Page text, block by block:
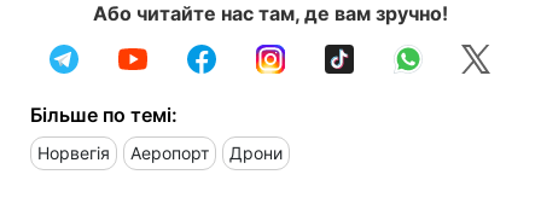
Або читайте нас там, де вам зручно!
Більше по темі:
Норвегія Аеропорт Дрони